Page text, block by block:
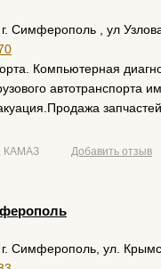
Симферополь , ул
Компьютерная
автотранспорта
запчастей.
КАМАЗ Добавить отзыв
Симферополь, ул.